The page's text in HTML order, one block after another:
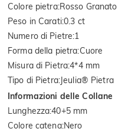
Colore pietra:Rosso Granato
Peso in Carati:0.3 ct
Numero di Pietre:1
Forma della pietra:Cuore
Misura di Pietra:4*4 mm
Tipo di Pietra:Jeulia® Pietra
Informazioni delle Collane
Lunghezza:40+5 mm
Colore catena:Nero